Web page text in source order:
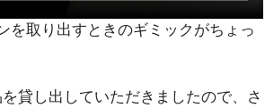
を取り出すときのギミックがちょっ
貸し出していただきましたので、さ